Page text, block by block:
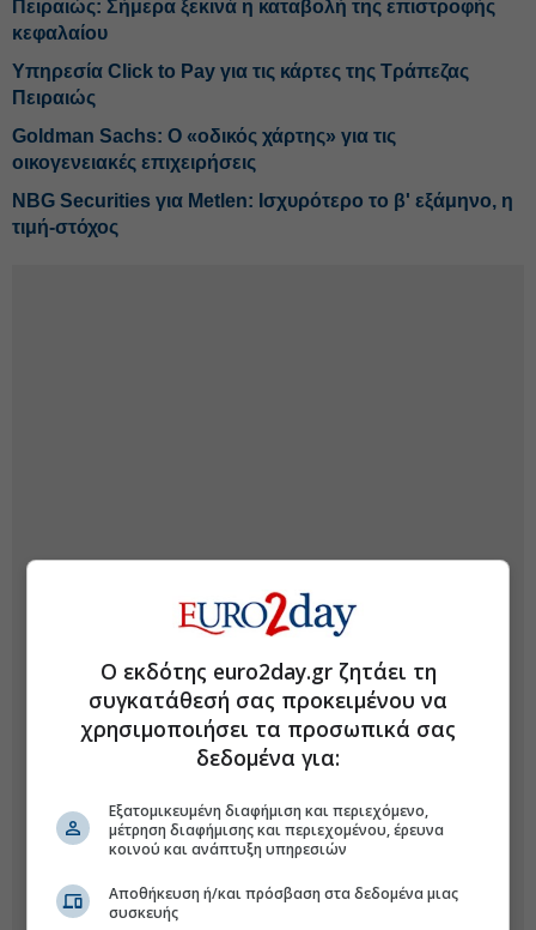
Πειραιώς: Σήμερα ξεκινά η καταβολή της επιστροφής
κεφαλαίου
Υπηρεσία Click to Pay για τις κάρτες της Τράπεζας
Πειραιώς
Goldman Sachs: Ο «οδικός χάρτης» για τις
οικογενειακές επιχειρήσεις
NBG Securities για Metlen: Ισχυρότερο το β' εξάμηνο, η
τιμή-στόχος
Ο εκδότης euro2day.gr ζητάει τη
συγκατάθεσή σας προκειμένου να
χρησιμοποιήσει τα προσωπικά σας
δεδομένα για:
Εξατομικευμένη διαφήμιση και περιεχόμενο,
μέτρηση διαφήμισης και περιεχομένου, έρευνα
κοινού και ανάπτυξη υπηρεσιών
Αποθήκευση ή/και πρόσβαση στα δεδομένα μιας
συσκευής